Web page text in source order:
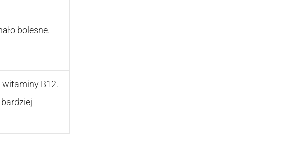
bolesne.
witaminy B12.